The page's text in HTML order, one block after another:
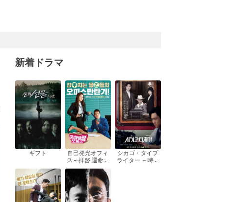
新着ドラマ
ギフト
自己発光オフィ
ス～拝啓 運命の
女神さま! ～
シカゴ・タイプ
ライター ～時を